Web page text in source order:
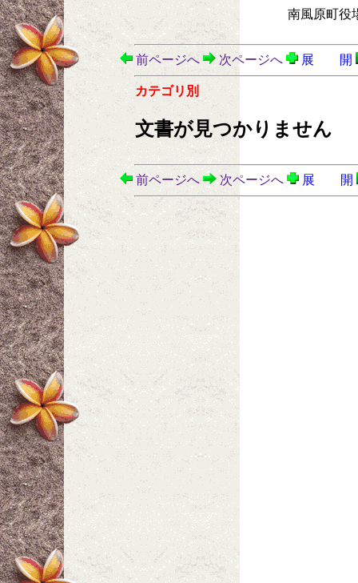
南風原町役
前ページへ 次ページへ 展 開
カテゴリ別
文書が見つかりません
前ページへ 次ページへ 展 開